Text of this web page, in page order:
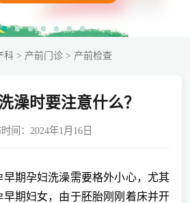
科> 产前门诊> 产前检查
澡时要注意什么？
间：2024年1月16日
期孕妇洗澡需要格外小心，尤其
早期妇女，由于胚胎刚刚着床并开